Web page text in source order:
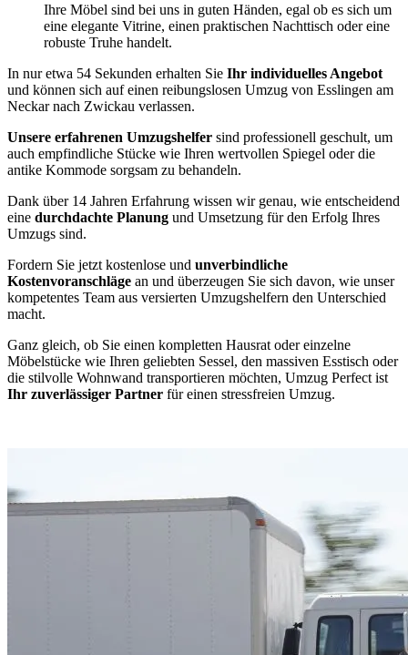
Ihre Möbel sind bei uns in guten Händen, egal ob es sich um
eine elegante Vitrine, einen praktischen Nachttisch oder eine
robuste Truhe handelt.
In nur etwa 54 Sekunden erhalten Sie Ihr individuelles Angebot
und können sich auf einen reibungslosen Umzug von Esslingen am
Neckar nach Zwickau verlassen.
Unsere erfahrenen Umzugshelfer sind professionell geschult, um
auch empfindliche Stücke wie Ihren wertvollen Spiegel oder die
antike Kommode sorgsam zu behandeln.
Dank über 14 Jahren Erfahrung wissen wir genau, wie entscheidend
eine durchdachte Planung und Umsetzung für den Erfolg Ihres
Umzugs sind.
Fordern Sie jetzt kostenlose und unverbindliche
Kostenvoranschläge an und überzeugen Sie sich davon, wie unser
kompetentes Team aus versierten Umzugshelfern den Unterschied
macht.
Ganz gleich, ob Sie einen kompletten Hausrat oder einzelne
Möbelstücke wie Ihren geliebten Sessel, den massiven Esstisch oder
die stilvolle Wohnwand transportieren möchten, Umzug Perfect ist
Ihr zuverlässiger Partner für einen stressfreien Umzug.